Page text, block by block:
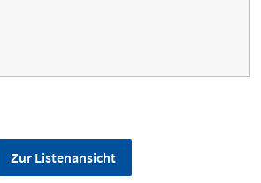
Zur Listenansicht